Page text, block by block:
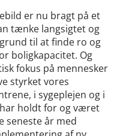
er nu bragt på et
tænke langsigtet og
til at finde ro og
boligkapacitet. Og
fokus på mennesker
styrket vores
i sygeplejen og i
holdt for og været
seneste år med